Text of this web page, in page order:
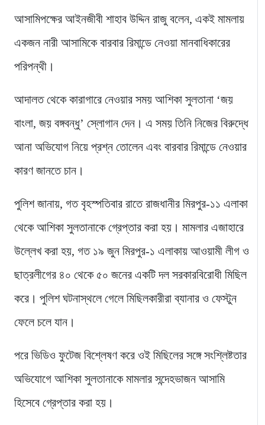
আসামিপক্ষের আইনজীবী শাহাব উদ্দিন রাজু বলেন, একই মামলায়
একজন নারী আসামিকে বারবার রিমান্ডে নেওয়া মানবাধিকারের
পরিপন্থী।
আদালত থেকে কারাগারে নেওয়ার সময় আশিকা সুলতানা ‘জয়
বাংলা, জয় বঙ্গবন্ধু’ স্লোগান দেন। এ সময় তিনি নিজের বিরুদ্ধে
আনা অভিযোগ নিয়ে প্রশ্ন তোলেন এবং বারবার রিমান্ডে নেওয়ার
কারণ জানতে চান।
পুলিশ জানায়, গত বৃহস্পতিবার রাতে রাজধানীর মিরপুর-১১ এলাকা
থেকে আশিকা সুলতানাকে গ্রেপ্তার করা হয়। মামলার এজাহারে
উল্লেখ করা হয়, গত ১৯ জুন মিরপুর-১ এলাকায় আওয়ামী লীগ ও
ছাত্রলীগের ৪০ থেকে ৫০ জনের একটি দল সরকারবিরোধী মিছিল
করে। পুলিশ ঘটনাস্থলে গেলে মিছিলকারীরা ব্যানার ও ফেস্টুন
ফেলে চলে যান।
পরে ভিডিও ফুটেজ বিশ্লেষণ করে ওই মিছিলের সঙ্গে সংশ্লিষ্টতার
অভিযোগে আশিকা সুলতানাকে মামলার সন্দেহভাজন আসামি
হিসেবে গ্রেপ্তার করা হয়।